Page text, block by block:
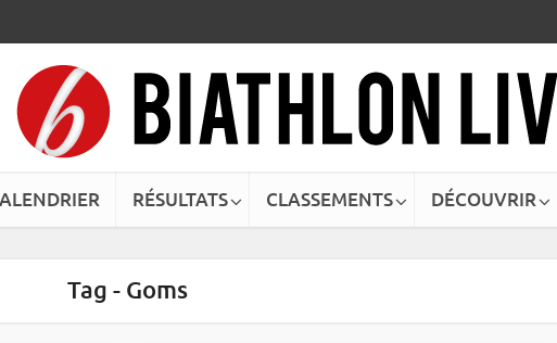
RÉSULTATS CLASSEMENTS DÉCOUVRIR
Tag - Goms